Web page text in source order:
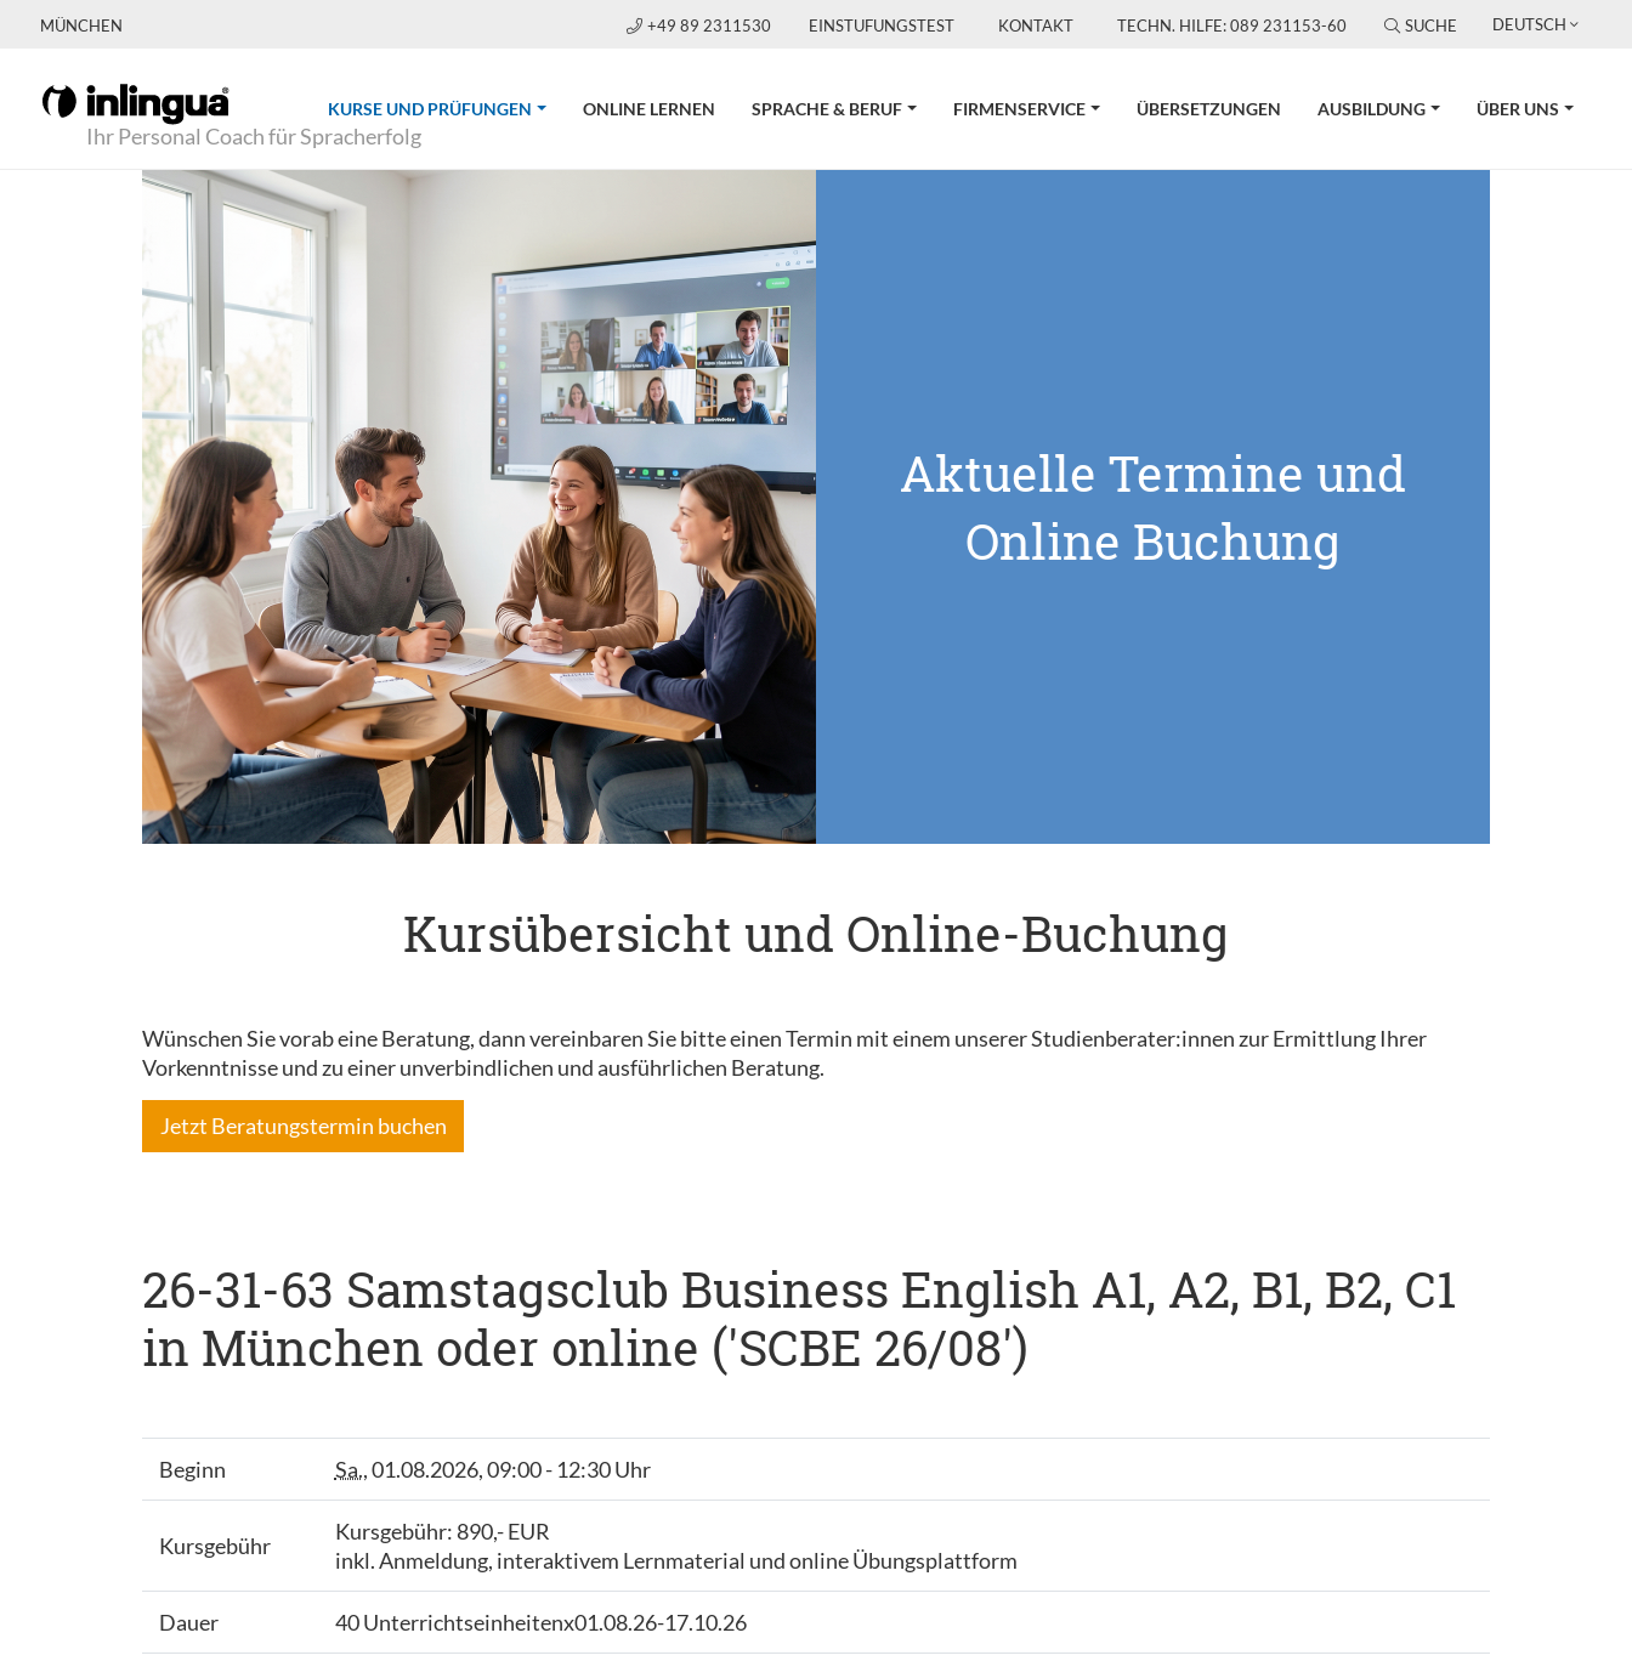
MÜNCHEN +49 89 2311530 EINSTUFUNGSTEST KONTAKT TECHN. HILFE: 089 231153-60 SUCHE DEUTSCH
Ihr Personal Coach für Spracherfolg
KURSE UND PRÜFUNGEN (CURRENT)ONLINE LERNEN SPRACHE & BERUF FIRMENSERVICE ÜBERSETZUNGEN AUSBILDUNG ÜBER UNS
Aktuelle Termine und
Online Buchung
Kursübersicht und Online-Buchung
Wünschen Sie vorab eine Beratung, dann vereinbaren Sie bitte einen Termin mit einem unserer Studienberater:innen zur Ermittlung Ihrer
Vorkenntnisse und zu einer unverbindlichen und ausführlichen Beratung.
Jetzt Beratungstermin buchen
26-31-63 Samstagsclub Business English A1, A2, B1, B2, C1
in München oder online ('SCBE 26/08')
Beginn Sa., 01.08.2026, 09:00 - 12:30 Uhr
Kursgebühr
Kursgebühr: 890,- EUR
inkl. Anmeldung, interaktivem Lernmaterial und online Übungsplattform
Dauer 40 Unterrichtseinheitenx01.08.26-17.10.26